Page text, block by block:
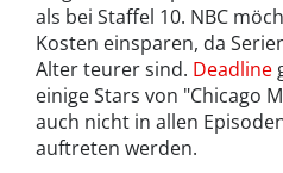
als bei Staffel 10. NBC
Kosten einsparen, da
Alter teurer sind. Deadline
einige Stars von "Chicago
auch nicht in allen
auftreten werden.